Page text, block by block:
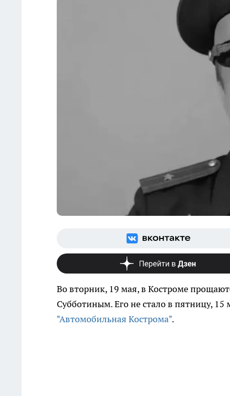
Во вторник, 19 мая, в Костроме
Субботиным. Его не стало в пятницу, 15
"Автомобильная Кострома".